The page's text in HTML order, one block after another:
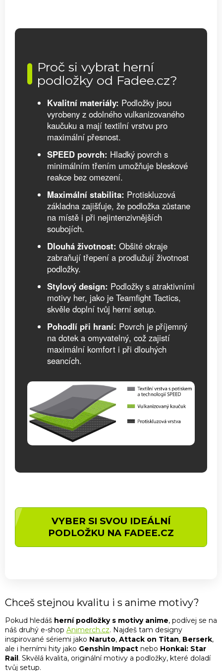
Proč si vybrat herní
podložky od Fadee.cz?
Kvalitní materiály: Podložky jsou
vyrobeny z odolného vulkanizovaného
kaučuku a mají textilní vrstvu pro
maximální přesnost.
SPEED povrch: Hladký povrch s
minimálním třením umožňuje bleskové
reakce bez omezení.
Maximální stabilita: Protiskluzová
základna zajišťuje, že podložka zůstane
na místě i při nejintenzivnějších
soubojích.
Dlouhá životnost: Obšité okraje
zabraňují třepení a prodlužují životnost
podložky.
Stylový design: Podložky s atraktivními
motivy her, jako je Teamfight Tactics,
skvěle doplní tvůj herní setup.
Pohodlí při hraní: Povrch je příjemný
na dotek a omyvatelný, což zajistí
maximální komfort i při dlouhých
seancích.
VYBER SI SVOU IDEÁLNÍ
PODLOŽKU NA FADEE.CZ
Chceš stejnou kvalitu i s anime motivy?
Pokud hledáš herní podložky s motivy anime, podívej se na
náš druhý e-shop Animerch.cz. Najdeš tam designy
inspirované sériemi jako Naruto, Attack on Titan, Berserk,
ale i herními hity jako Genshin Impact nebo Honkai: Star
Rail . Skvělá kvalita, originální motivy a podložky, které doladí
tvůj setup.